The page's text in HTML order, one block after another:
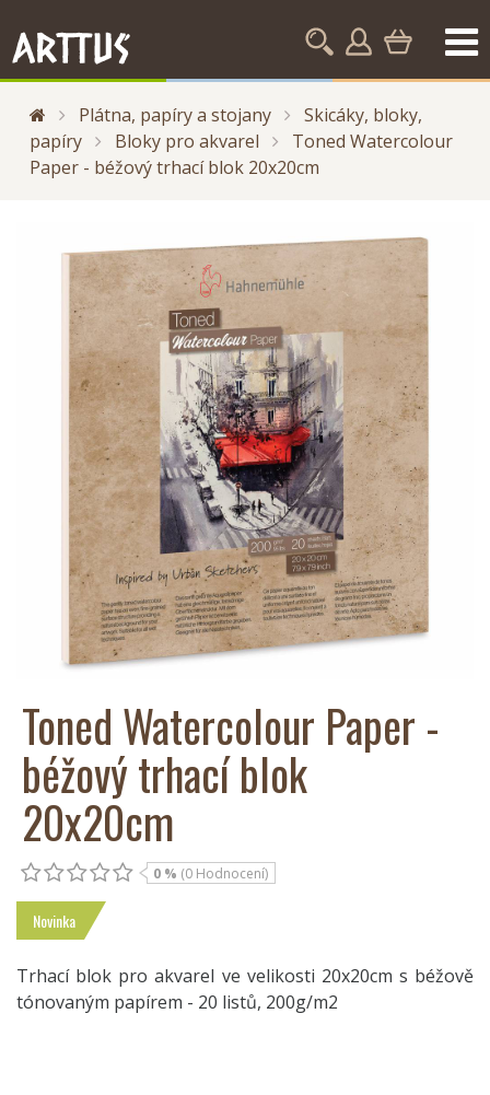
Plátna, papíry a stojany
Skicáky, bloky,
papíry
Bloky pro akvarel
Toned Watercolour
Paper - béžový trhací blok 20x20cm
Toned Watercolour Paper -
béžový trhací blok
20x20cm
0 % (0 Hodnocení)
Novinka
Trhací blok pro akvarel ve velikosti 20x20cm s béžově
tónovaným papírem - 20 listů, 200g/m2